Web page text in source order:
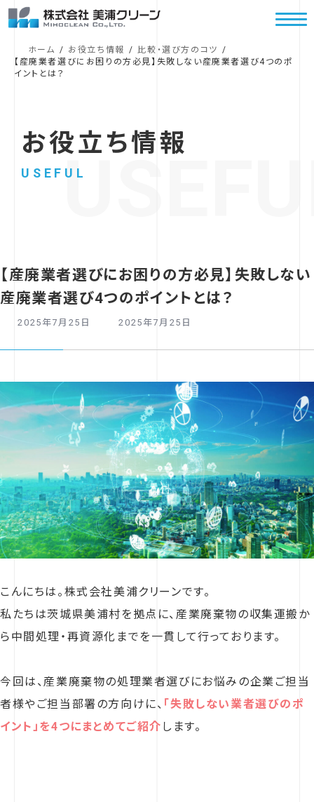
コ
ン
ナ
ビ
ホーム お役立ち情報
比較・選び方のコツ
【産廃業者選びにお困りの方必見】失敗しない産廃業者選び4つのポ
イントとは？
お役立ち情報
USEFUL
【産廃業者選びにお困りの方必見】失敗しない
産廃業者選び4つのポイントとは？
2025年7月25日
最
更
:
2025年7月25日
こんにちは。株式会社美浦クリーンです。
私たちは茨城県美浦村を拠点に、産業廃棄物の収集運搬か
ら中間処理・再資源化までを一貫して行っております。
今回は、産業廃棄物の処理業者選びにお悩みの企業ご担当
者様やご担当部署の方向けに、 「失敗しない業者選びのポ
イント」を4つにまとめてご紹介 します。